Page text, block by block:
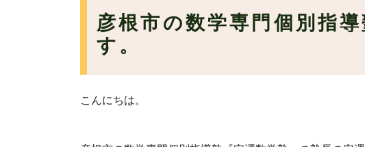
彦根市の数学専門個別指
す。
こんにちは。